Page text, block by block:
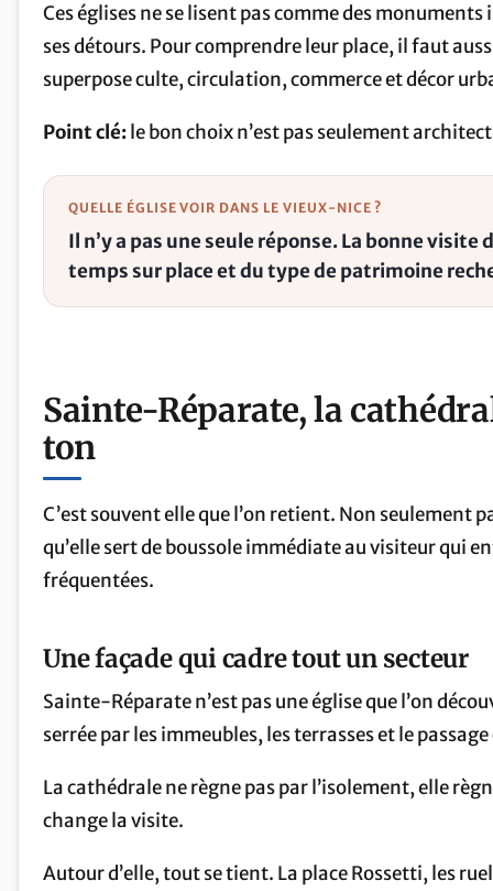
Ces églises ne se lisent pas comme des
ses détours. Pour comprendre leur place, il faut
superpose culte, circulation, commerce et décor
Point clé:le bon choix n’est pas seulement
QUELLE ÉGLISE VOIR DANS LE VIEUX-NICE ?
Il n’y a pas une seule réponse. La bonne
temps sur place et du type de patrimoine
Sainte-Réparate, la
ton
C’est souvent elle que l’on retient. Non seulement
qu’elle sert de boussole immédiate au visiteur qui
fréquentées.
Une façade qui cadre tout un secteur
Sainte-Réparate n’est pas une église que l’on
serrée par les immeubles, les terrasses et le
La cathédrale ne règne pas par l’isolement, elle
change la visite.
Autour d’elle, tout se tient. La place Rossetti, les